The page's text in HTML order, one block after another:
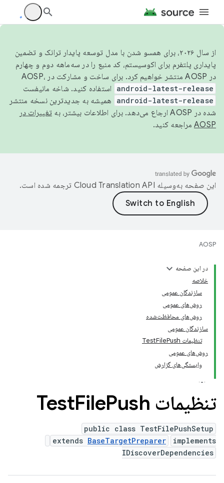
از سال ۲۰۲۶، برای همسو شدن با مدل توسعه پایدار ترانک و تضمین
پایداری پلتفرم برای اکوسیستم، کد منبع را در سه‌ماهه دوم و چهارم
در AOSP منتشر خواهیم کرد. برای ساخت و مشارکت در AOSP،
android-latest-release استفاده کنید. شاخه مانیفست
android-latest-release
همیشه به جدیدترین نسخه منتشر
شده در AOSP ارجاع می‌دهد. برای اطلاعات بیشتر، به
تغییرات در
AOSP مراجعه کنید.
این صفحه به‌وسیله ترجمه شده است.
AOSP
در این صفحه
خلاصه
سازندگان عمومی
روش‌های عمومی
روش‌های محافظت‌شده
سازندگان عمومی
تنظیمات TestFilePush
روش‌های عمومی
وابستگی‌های گزارش
تنظیمات Test FilePush
public class TestFilePushSetup
extends BaseTargetPreparer
implements
IDiscoverDependencies